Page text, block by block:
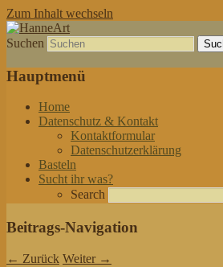
Zum Inhalt wechseln
HanneArt
von allem etwas
Suchen
Hauptmenü
Home
Datenschutz & Kontakt
Kontaktformular
Datenschutzerklärung
Basteln
Sucht ihr was?
Search
Beitrags-Navigation
← Zurück Weiter →